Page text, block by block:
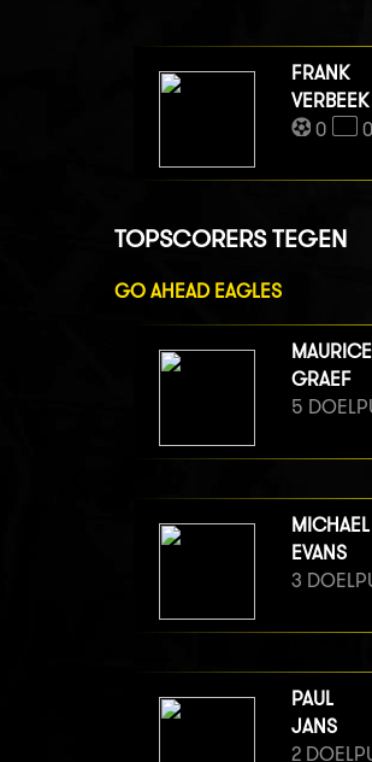
FRANK
VERBEEK
0
0
TOPSCORERS TEGEN
GO AHEAD EAGLES
MAURICE
GRAEF
5
MICHAEL
EVANS
3
PAUL
JANS
2